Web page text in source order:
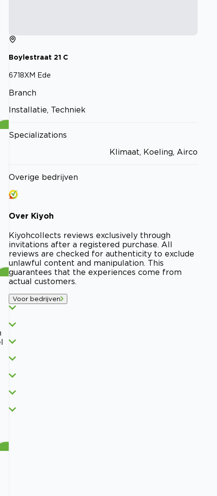
Boylestraat 21 C
6718XM Ede
Branch
Installatie, Techniek
Specializations
Klimaat, Koeling, Airco
Overige bedrijven
Over Kiyoh
Kiyohcollects reviews exclusively through
invitations after a registered purchase. All
reviews are checked for authenticity to exclude
unlawful content and manipulation. This
guarantees that the experiences come from
actual customers.
Voor bedrijven